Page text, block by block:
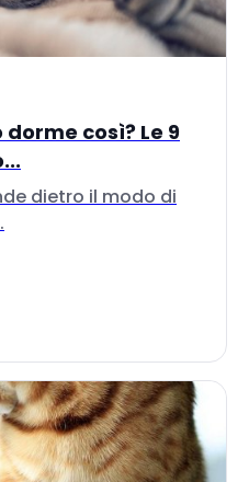
così? Le 9
dietro il modo di